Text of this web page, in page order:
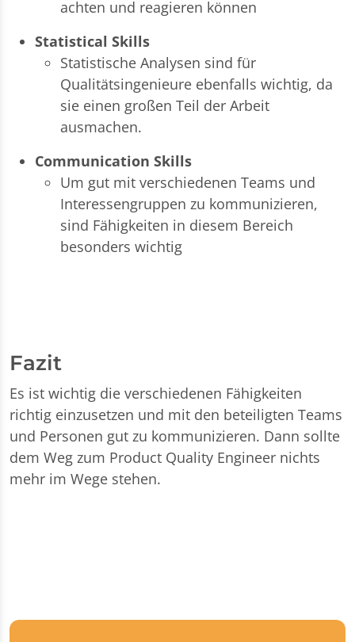
achten und reagieren können
Statistical Skills
Statistische Analysen sind für
Qualitätsingenieure ebenfalls wichtig, da
sie einen großen Teil der Arbeit
ausmachen.
Communication Skills
Um gut mit verschiedenen Teams und
Interessengruppen zu kommunizieren,
sind Fähigkeiten in diesem Bereich
besonders wichtig
Fazit
Es ist wichtig die verschiedenen Fähigkeiten
richtig einzusetzen und mit den beteiligten Teams
und Personen gut zu kommunizieren. Dann sollte
dem Weg zum Product Quality Engineer nichts
mehr im Wege stehen.